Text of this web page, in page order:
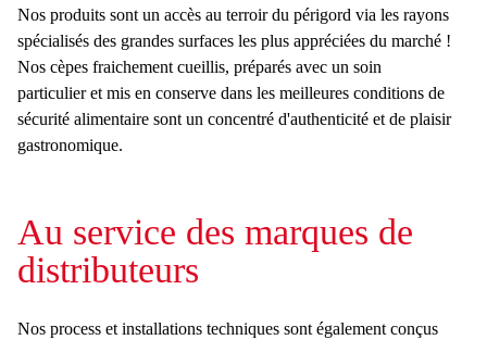
Nos produits sont un accès au terroir du périgord via les rayons
spécialisés des grandes surfaces les plus appréciées du marché !
Nos cèpes fraichement cueillis, préparés avec un soin
particulier et mis en conserve dans les meilleures conditions de
sécurité alimentaire sont un concentré d'authenticité et de plaisir
gastronomique.
Au service des marques de
distributeurs
Nos process et installations techniques sont également conçus